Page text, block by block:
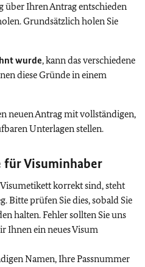
über Ihren Antrag entschieden
Grundsätzlich holen Sie
wurde, kann das verschiedene
diese Gründe in einem
neuen Antrag mit vollständigen,
Unterlagen stellen.
für Visuminhaber
korrekt sind, steht
Bitte prüfen Sie dies, sobald Sie
halten. Fehler sollten Sie uns
Ihnen ein neues Visum
Namen, Ihre Passnummer